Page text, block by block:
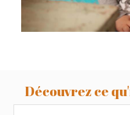
Découvrez ce